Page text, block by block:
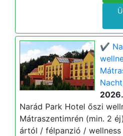
✔️
Narád Park Hotel őszi
Mátraszentimrén (min. 2
ártól / félpanzió / wellness